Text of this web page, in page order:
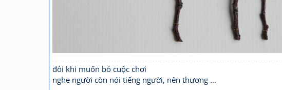
đôi khi muốn bỏ cuộc chơi
nghe người còn nói tiếng người, nên thương ...